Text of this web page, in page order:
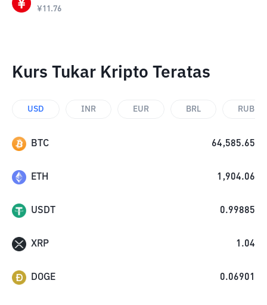
¥11.76
Kurs Tukar Kripto Teratas
USD INR EUR BRL RUB
BTC 64,585.65
ETH 1,904.06
USDT 0.99885
XRP 1.04
DOGE 0.06901